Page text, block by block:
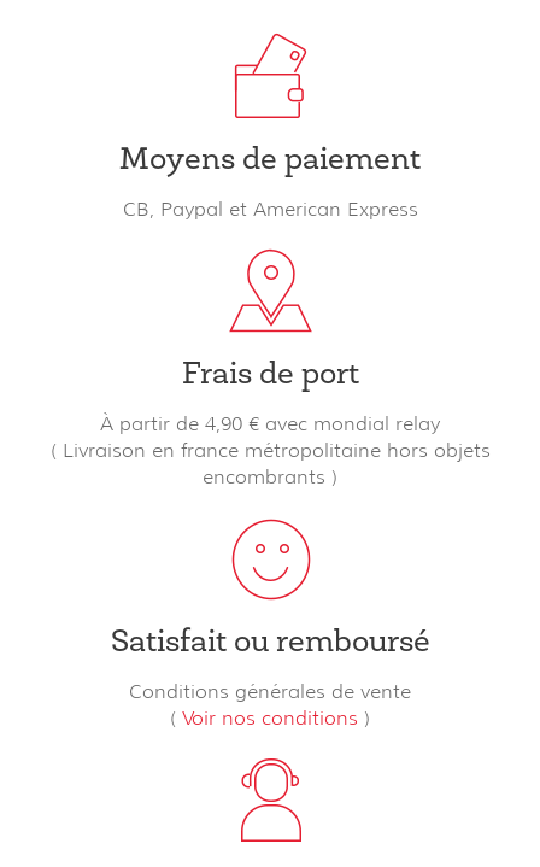
Moyens de paiement
CB, Paypal et American Express
Frais de port
À partir de 4,90 € avec mondial relay
( Livraison en france métropolitaine hors objets
encombrants )
Satisfait ou remboursé
Conditions générales de vente
( Voir nos conditions )